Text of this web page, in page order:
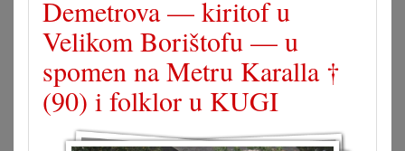
Demetrova — kiritof u
Velikom Borištofu — u
spomen na Metru Karalla †
(90) i folklor u KUGI